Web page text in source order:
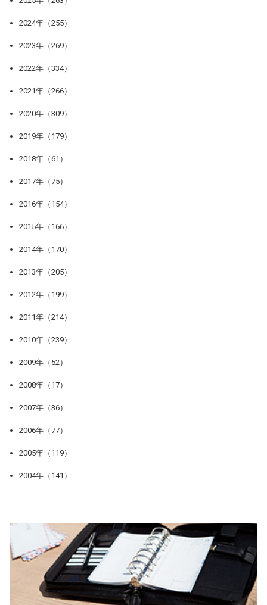
2024年（255）
2023年（269）
2022年（334）
2021年（266）
2020年（309）
2019年（179）
2018年（61）
2017年（75）
2016年（154）
2015年（166）
2014年（170）
2013年（205）
2012年（199）
2011年（214）
2010年（239）
2009年（52）
2008年（17）
2007年（36）
2006年（77）
2005年（119）
2004年（141）